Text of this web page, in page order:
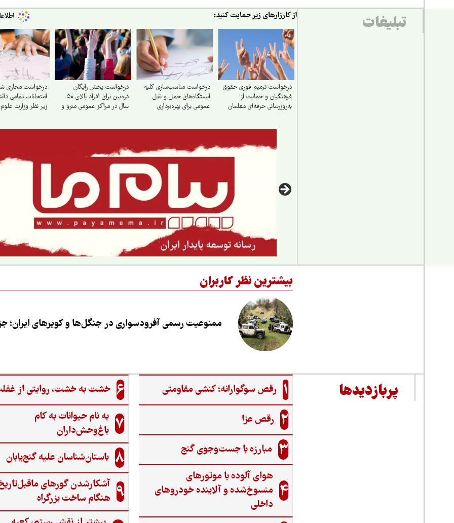
تبلیغات از کارزارهای زیر حمایت کنید:
درخواست ترمیم فوری حقوق
فرهنگیان و حمایت از
به‌روزرسانی حرفه‌ای معلمان
درخواست مناسب‌سازی کلیه
ایستگاه‌های حمل‌ و نقل
عمومی برای بهره‌برداری
درخواست پخش رایگان
ذره‌بین برای افراد بالای ۵۰
سال در مراکز عمومی مترو و
درخواست مجازی
امتحانات تمامی
زیر نظر وزارت
بیشترین نظر کاربران
ممنوعیت رسمی آفرودسواری در جنگل‌ها و کویرهای ایران؛
پربازدیدها 1 رقص سوگوارانه؛ کنشی مقاومتی
2 رقص عزا
3 مبارزه با جست‌وجوی گنج‌
4
هوای آلوده با موتورهای
منسوخ‌شده و آلاینده خودروهای
داخلی
6 خشت به خشت، روایتی از
7 به نام حیوانات به کام
باغ‌وحش‌داران
8 باستان‌شناسان علیه گنج‌یابان
9 آشکارشدن گورهای
هنگام ساخت بزرگراه